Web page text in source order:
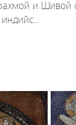
и Шивой